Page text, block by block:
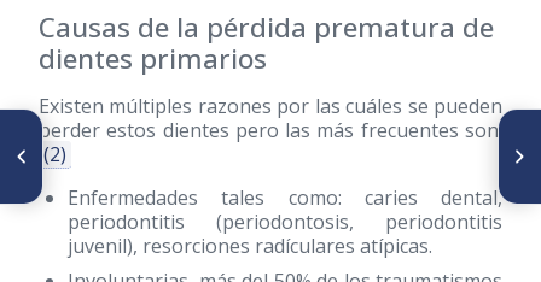
Causas de la pérdida prematura de
dientes primarios
Existen múltiples razones por las cuáles se pueden
perder estos dientes pero las más frecuentes son:
(2)
Enfermedades tales como: caries dental,
periodontitis (periodontosis, periodontitis
juvenil), resorciones radículares atípicas.
ARTÍCULO ANTERIOR
El espacio retromolar en
pacientes mexicanos con
terceros molares
mandibulares erupcionados e
impactados
SIGUIENTE ARTÍCULO
con oclusión normal:
confrontación con
poblaciones del norte de
Europa y de Norteamérica